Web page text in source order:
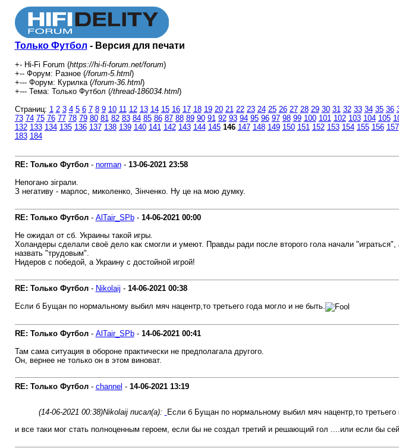
Только Футбол - Версия для печати
+- Hi-Fi Forum (https://hi-fi-forum.net/forum)
+-- Форум: Разное (/forum-5.html)
+--- Форум: Курилка (/forum-36.html)
+--- Тема: Только Футбол (/thread-186034.html)
Страниц: 1 2 3 4 5 6 7 8 9 10 11 12 13 14 15 16 17 18 19 20 21 22 23 24 25 26 27 28 29 30 31 32 33 34 35 36
73 74 75 76 77 78 79 80 81 82 83 84 85 86 87 88 89 90 91 92 93 94 95 96 97 98 99 100 101 102 103 104 105
132 133 134 135 136 137 138 139 140 141 142 143 144 145 146 147 148 149 150 151 152 153 154 155 156 157
183 184
RE: Только Футбол- norman- 13-06-2021 23:58
Непогано зіграли.
З негативу - марлос, миколенко, Зінченко. Ну це на мою думку.
RE: Только Футбол- AlTair_SPb- 14-06-2021 00:00
Не ожидал от сб. Украины такой игры.
Холандеры сделали своё дело как смогли и умеют. Правды ради после второго гола начали
назвать "трудовым".
Нидеров с победой, а Украину с достойной игрой!
RE: Только Футбол- Nikolaij - 14-06-2021 00:38
Если б Бущан по нормальному выбил мяч нацентр,то третьего года могло и не быть.
RE: Только Футбол- AlTair_SPb- 14-06-2021 00:41
Там сама ситуация в обороне практически не предполагала другого.
Он, вернее не только он в этом виноват.
RE: Только Футбол- channel - 14-06-2021 13:19
(14-06-2021 00:38)Nikolaij писал(а):
Если б Бущан по нормальному выбил мяч нацентр,то третьего
и все таки мог стать полноценным героем, если бы не создал третий и решающий гол ....или если бы